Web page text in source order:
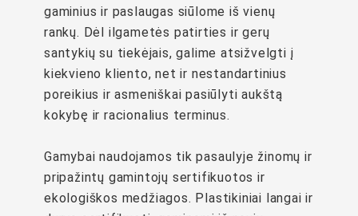
gaminius ir paslaugas siūlome iš vienų
rankų. Dėl ilgametės patirties ir gerų
santykių su tiekėjais, galime atsižvelgti į
kiekvieno kliento, net ir nestandartinius
poreikius ir asmeniškai pasiūlyti aukštą
kokybę ir racionalius terminus.
Gamybai naudojamos tik pasaulyje žinomų ir
pripažintų gamintojų sertifikuotos ir
ekologiškos medžiagos. Plastikiniai langai ir